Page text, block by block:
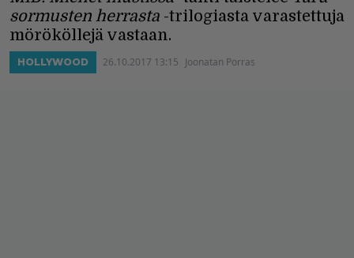
sormusten herrasta -trilogiasta varastettuja
mörököllejä vastaan.
HOLLYWOOD 26.10.2017 13:15 Joonatan Porras